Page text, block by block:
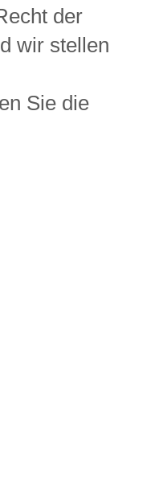
der
wir stellen
Sie die